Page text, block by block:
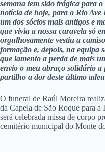
semana tem sido trágica para
notícia de hoje, para o Rio
um dos sócios mais antigos e
que vivia a nossa caravela só
orgulhosamente vestiu a
formação e, depois, na equipa
que lamento a perda de mais
envio o meu abraço solidário a
partilho a dor deste último
O funeral de Raúl Moreira
da Capela de São Roque para
será celebrada missa de corpo
cemitério municipal do Monte